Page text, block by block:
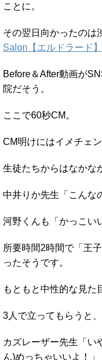
ことに。
その翌日向かったのは
Salon【エルドラード】
Before＆After動画が
院だそう。
ここで60秒CM。
CM明けにはイメチェ
生徒たちからはなかな
中井りか先生「こんな
河野くんも「かっこい
所要時間2時間で「王
ったそうです。
もともと中性的な見た
3人で立ってもらうと、
カズレーザー先生「い
ん)めっちゃいいよ！」